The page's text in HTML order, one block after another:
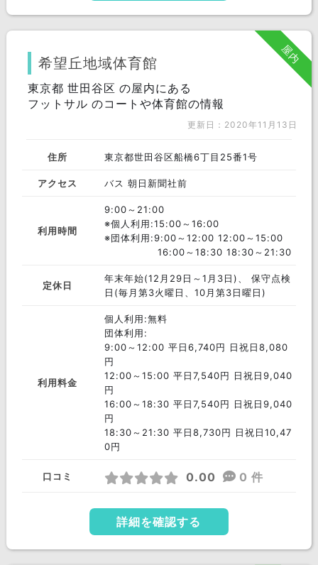
鹿児島県 沖縄県
屋内
希望丘地域体育館
東京都 世田谷区 の屋内にある
フットサル のコートや体育館の情報
更新日：2020年11月13日
住所 東京都世田谷区船橋6丁目25番1号
アクセス バス 朝日新聞社前
利用時間
9:00～21:00
※個人利用:15:00～16:00
※団体利用:9:00～12:00 12:00～15:00
16:00～18:30 18:30～21:30
定休日
年末年始(12月29日～1月3日)、 保守点検
日(毎月第3火曜日、10月第3日曜日)
利用料金
個人利用:無料
団体利用:
9:00～12:00 平日6,740円 日祝日8,080
円
12:00～15:00 平日7,540円 日祝日9,040
円
16:00～18:30 平日7,540円 日祝日9,040
円
18:30～21:30 平日8,730円 日祝日10,47
0円
口コミ 0.00 0 件
詳細を確認する